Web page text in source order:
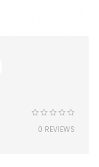
0 REVIEWS